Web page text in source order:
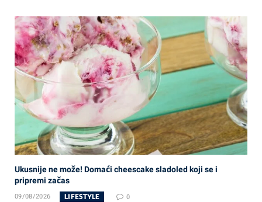
Ukusnije ne može! Domaći cheescake sladoled koji se i
pripremi začas
09/08/2026 LIFESTYLE 0